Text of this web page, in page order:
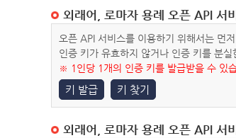
외래어, 로마자 용례 오픈 API 서
오픈 API 서비스를 이용하기 위해서는 먼
인증 키가 유효하지 않거나 인증 키를 분
※ 1인당 1개의 인증 키를 발급받을 수 있
키 발급 키 찾기
외래어, 로마자 용례 오픈 API 서